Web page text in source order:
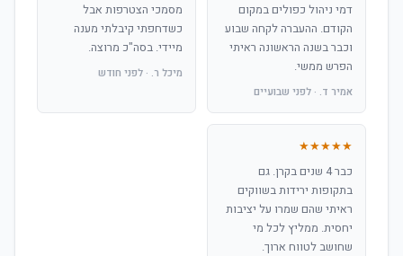
דמי ניהול כפולים במקום
הקודם. ההעברה לקחה שבוע
וכבר בשנה הראשונה ראיתי
הפרש ממשי.
אמיר ד. · לפני שבועיים
מסמכי הצטרפות אבל
כשדחפתי קיבלתי מענה
מיידי. בסה"כ מרוצה.
מיכל ר. · לפני חודש
★★★★★
כבר 4 שנים בקרן. גם
בתקופות ירידות בשווקים
ראיתי שהם שמרו על יציבות
יחסית. ממליץ לכל מי
שחושב לטווח ארוך.